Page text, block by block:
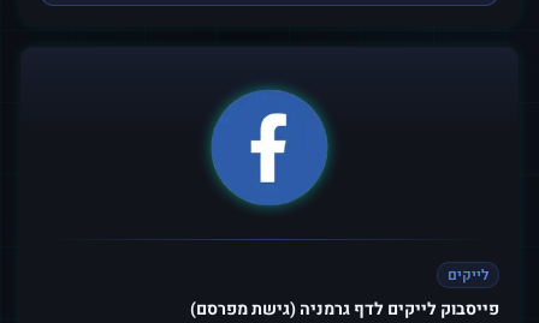
לייקים
פייסבוק לייקים לדף גרמניה (גישת מפרסם)